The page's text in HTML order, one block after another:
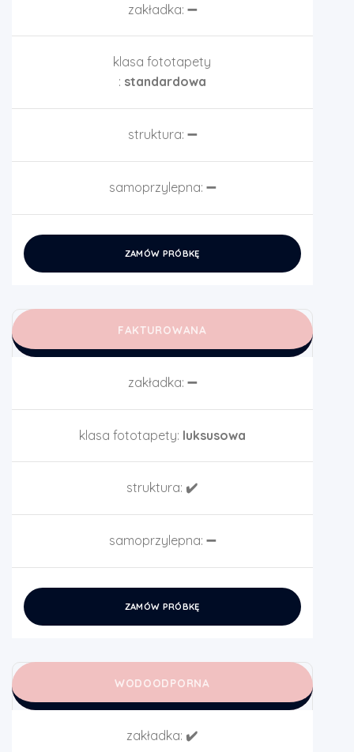
zakładka: ➖
klasa fototapety
: standardowa
struktura: ➖
samoprzylepna: ➖
ZAMÓW PRÓBKĘ
FAKTUROWANA
zakładka: ➖
klasa fototapety: luksusowa
struktura: ✔️
samoprzylepna: ➖
ZAMÓW PRÓBKĘ
WODOODPORNA
zakładka: ✔️